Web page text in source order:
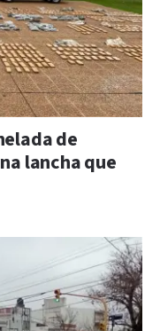
de
lancha que